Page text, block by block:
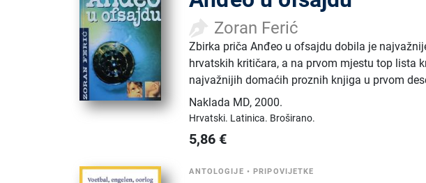
Zoran Ferić
Zbirka priča Anđeo u ofsajdu dobila je
hrvatskih kritičara, a na prvom mjestu top lista
najvažnijih domaćih proznih knjiga u prvom
Naklada MD,2000.
Hrvatski. Latinica. Broširano.
5,86 €
ANTOLOGIJE •PRIPOVIJETKE